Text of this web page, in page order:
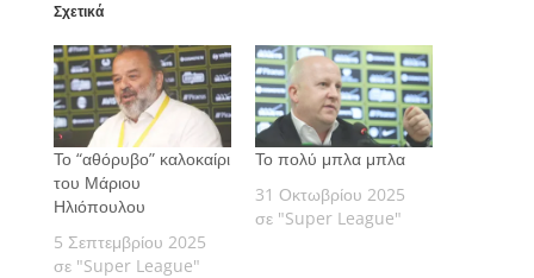
Σχετικά
Το “αθόρυβο” καλοκαίρι
του Μάριου
Ηλιόπουλου
5 Σεπτεμβρίου 2025
σε "Super League"
Το πολύ μπλα μπλα
31 Οκτωβρίου 2025
σε "Super League"